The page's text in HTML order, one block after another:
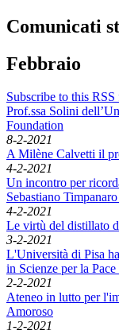
Comunicati
Febbraio
Subscribe to this RSS
Prof.ssa Solini
Foundation
8-2-2021
A Milène Calvetti il
4-2-2021
Un incontro per
Sebastiano
4-2-2021
Le virtù del distillato
3-2-2021
L'Università di Pisa
in Scienze per la
2-2-2021
Ateneo in lutto per
Amoroso
1-2-2021